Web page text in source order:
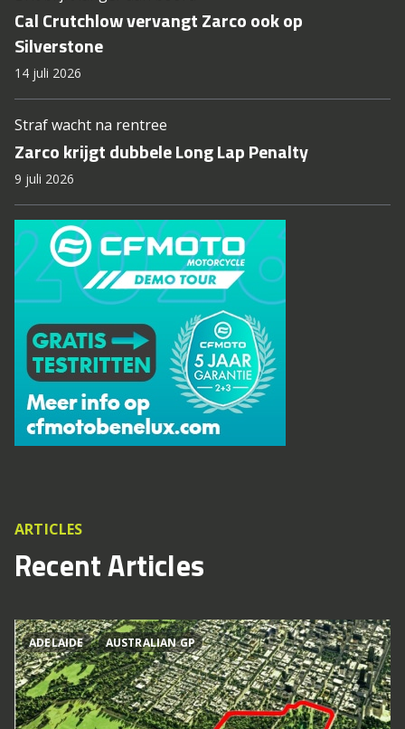
Cal Crutchlow vervangt Zarco ook op
Silverstone
14 juli 2026
Straf wacht na rentree
Zarco krijgt dubbele Long Lap Penalty
9 juli 2026
ARTICLES
Recent Articles
ADELAIDE AUSTRALIAN GP